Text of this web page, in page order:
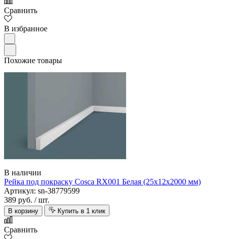
Сравнить
В избранное
Похожие товары
В наличии
Рейка под покраску Cosca RX001 Белая (25х12х2000 мм)
Артикул: sn-38779599
389 руб. / шт.
В корзину Купить в 1 клик
Сравнить